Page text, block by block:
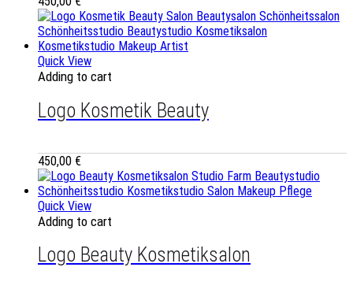
Quick View
Adding to cart
Logo Kosmetik Beauty
450,00 €
Quick View
Adding to cart
Logo Beauty Kosmetiksalon